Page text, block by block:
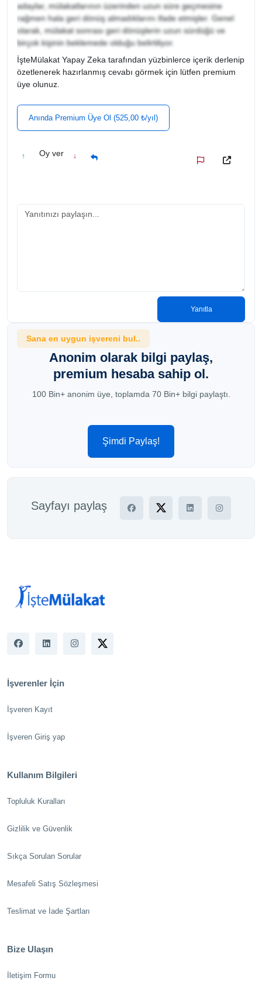
adaylar, mülakatlarının üzerinden uzun süre geçmesine
rağmen hala geri dönüş almadıklarını ifade etmişler. Genel
olarak, mülakat sonrası geri dönüşlerin uzun sürdüğü ve
birçok kişinin beklemede olduğu belirtiliyor.
İşteMülakat Yapay Zeka tarafından yüzbinlerce içerik derlenip
özetlenerek hazırlanmış cevabı görmek için lütfen premium
üye olunuz.
Anında Premium Üye Ol (525,00 ₺/yıl)
↑ Oy ver ↓
Yanıtla
Sana en uygun işvereni bul..
Anonim olarak bilgi paylaş,
premium hesaba sahip ol.
100 Bin+ anonim üye, toplamda 70 Bin+ bilgi paylaştı.
Şimdi Paylaş!
Sayfayı paylaş
İşverenler İçin
İşveren Kayıt
İşveren Giriş yap
Kullanım Bilgileri
Topluluk Kuralları
Gizlilik ve Güvenlik
Sıkça Sorulan Sorular
Mesafeli Satış Sözleşmesi
Teslimat ve İade Şartları
Bize Ulaşın
İletişim Formu